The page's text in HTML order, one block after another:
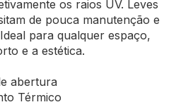
os raios UV. Leves
de pouca manutenção e
para qualquer espaço,
e a estética.
abertura
Térmico